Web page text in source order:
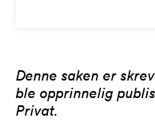
Denne saken er
ble opprinnelig
Privat.